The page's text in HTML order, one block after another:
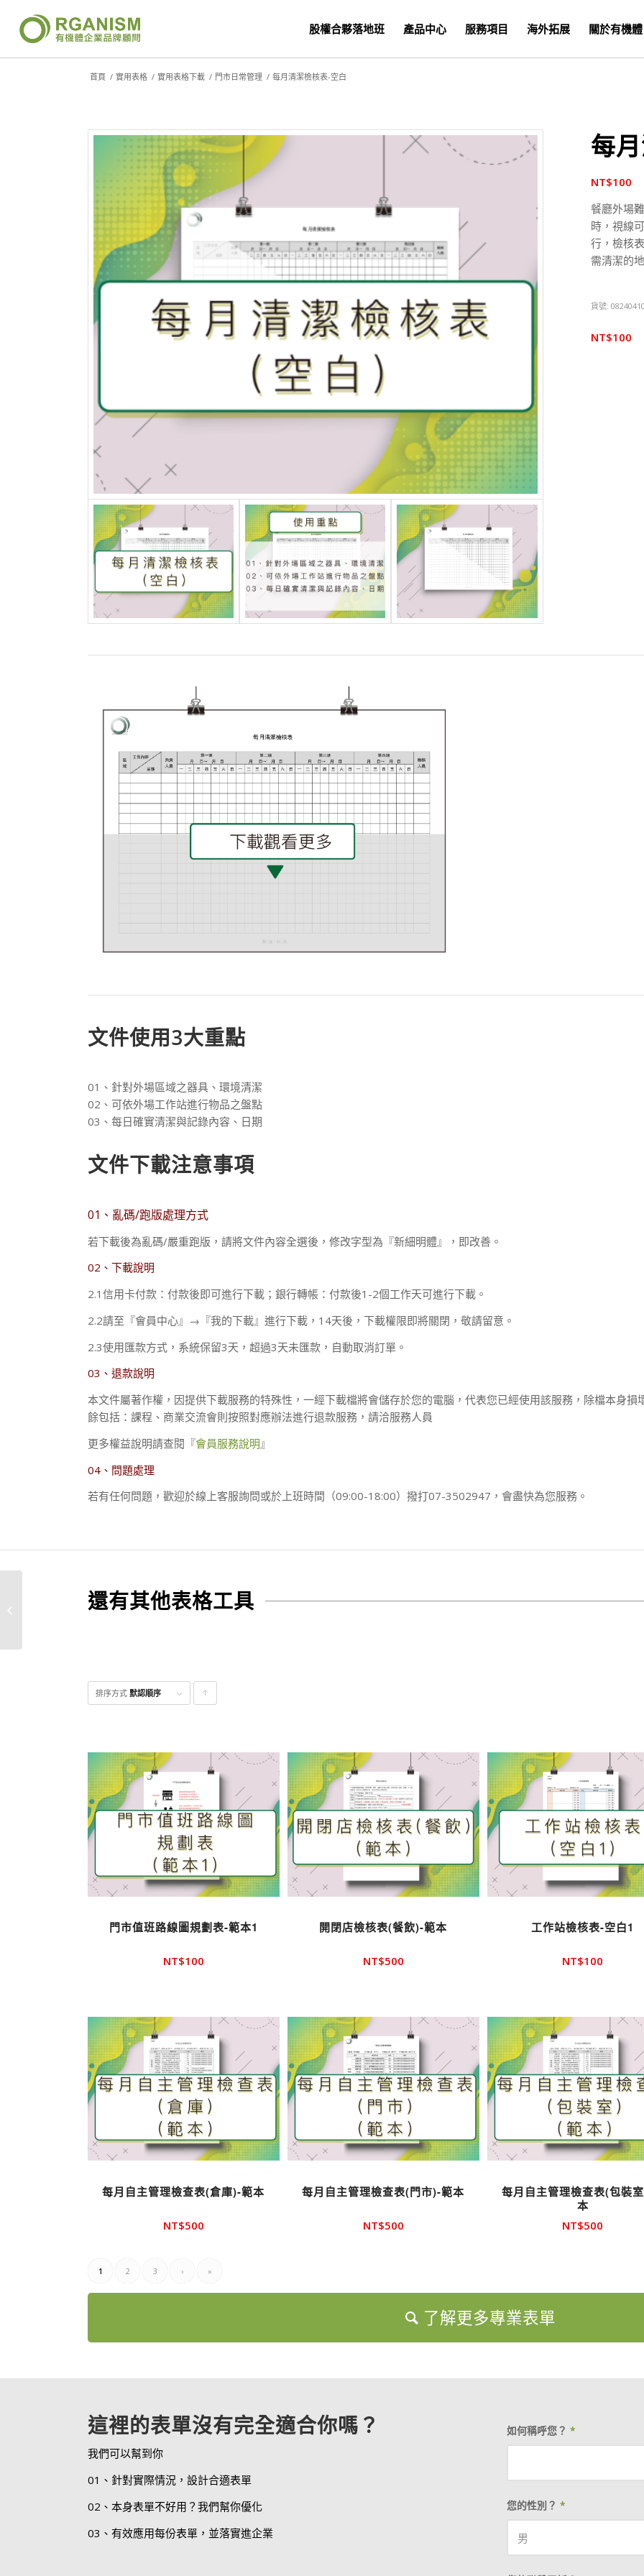
股權合夥落地班 產品中心 服務項目 海外拓展 關於有機體
首頁 / 實用表格 / 實用表格下載 / 門市日常管理 / 每月清潔檢核表-空白
每
NT$100
餐廳外場
時，視線
行，檢核
需清潔的
貨號:
NT$100
文件使用3大重點
01、 針對外場區域之器具、環境清潔
02、可依外場工作站進行物品之盤點
03、每日確實清潔與記錄內容、日期
文件下載注意事項
01、亂碼/跑版處理方式
若下載後為亂碼/嚴重跑版，請將文件內容全選後，修改字型為『新細明體』，即改善。
02、下載說明
2.1信用卡付款：付款後即可進行下載；銀行轉帳：付款後1-2個工作天可進行下載。
2.2請至『會員中心』→『我的下載』進行下載，14天後，下載權限即將關閉，敬請留意。
2.3使用匯款方式，系統保留3天，超過3天未匯款，自動取消訂單。
03、退款說明
本文件屬著作權，因提供下載服務的特殊性，一經下載檔將會儲存於您的電腦，代表您已經使用該服務，除檔本身
餘包括：課程、商業交流會則按照對應辦法進行退款服務，請洽服務人員
更多權益說明請查閱『會員服務說明 』
04、問題處理
若有任何問題，歡迎於線上客服詢問或於上班時間（09:00-18:00）撥打07-3502947，會盡快為您服務。
還有其他表格工具
排序方式 默認順序
門市值班路線圖規劃表-範本1
NT$100
開閉店檢核表(餐飲)-範本
NT$500
工作站檢核表-空白1
NT$100
每月自主管理檢查表(倉庫)-範本
NT$500
每月自主管理檢查表(門市)-範本
NT$500
每月自主管理檢查表(包裝
本
NT$500
1 2 3 › »
了解更多專業表單
這裡的表單沒有完全適合你嗎？
我們可以幫到你
01、針對實際情況，設計合適表單
02、本身表單不好用？我們幫你優化
03、有效應用每份表單，並落實進企業
如何稱呼您？ *
您的性別？ *
月清潔記錄行事曆-空白